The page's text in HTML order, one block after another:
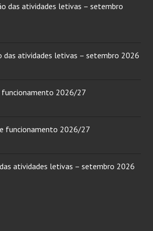
das atividades letivas – setembro
das atividades letivas – setembro 2026
funcionamento 2026/27
funcionamento 2026/27
atividades letivas – setembro 2026